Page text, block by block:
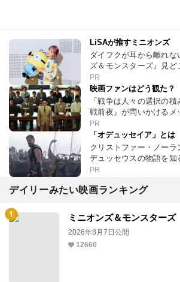
LiSAが推すミニオンズ
ダイフクが耳から離れな
ズ＆モンスターズ』見ど
PR
映画ファンはどう観た？
「戦争は人々の選択の
戦前夜』が問いかけるメ
PR
「オデュッセイア」とは
クリストファー・ノーラ
デュッセウスの物語を知
PR
デイリーみたい映画ランキング
ミニオンズ＆モンスターズ
2026年8月7日公開
12660